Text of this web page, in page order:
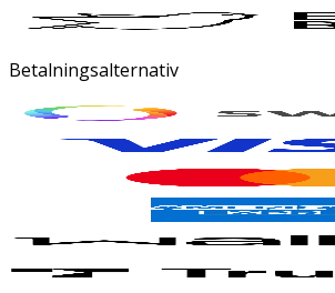
Betalningsalternativ